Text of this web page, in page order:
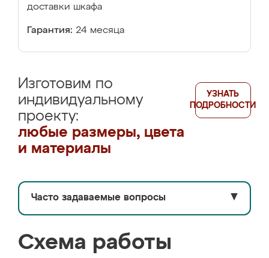
доставки шкафа
Гарантия: 24 месяца
Изготовим по
индивидуальному
проекту:
любые размеры, цвета
и материалы
УЗНАТЬ
ПОДРОБНОСТИ
Часто задаваемые вопросы ▼
Схема работы